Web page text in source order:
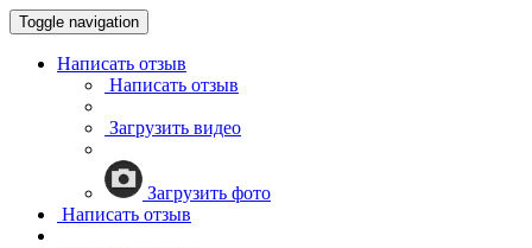
Toggle navigation
Написать отзыв
Написать отзыв
Загрузить видео
Загрузить фото
Написать отзыв